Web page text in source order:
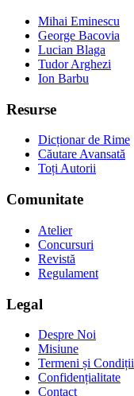
Mihai Eminescu
George Bacovia
Lucian Blaga
Tudor Arghezi
Ion Barbu
Resurse
Dicționar de Rime
Căutare Avansată
Toți Autorii
Comunitate
Atelier
Concursuri
Revistă
Regulament
Legal
Despre Noi
Misiune
Termeni și Condiții
Confidențialitate
Contact